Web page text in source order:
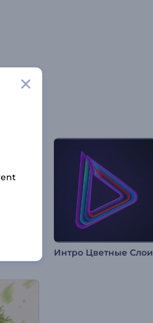
Интро Цветные Слои